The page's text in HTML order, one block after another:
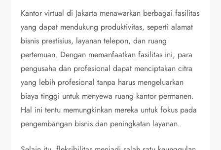
Kantor virtual di Jakarta menawarkan berbagai fasilitas
yang dapat mendukung produktivitas, seperti alamat
bisnis prestisius, layanan telepon, dan ruang
pertemuan. Dengan memanfaatkan fasilitas ini, para
pengusaha dan profesional dapat menciptakan citra
yang lebih profesional tanpa harus mengeluarkan
biaya tinggi untuk menyewa ruang kantor permanen.
Hal ini tentu memungkinkan mereka untuk fokus pada
pengembangan bisnis dan peningkatan layanan.